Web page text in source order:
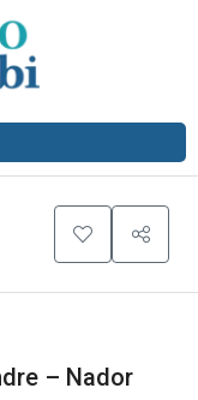
– Nador